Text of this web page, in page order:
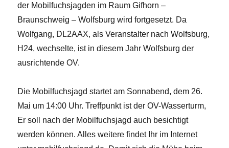
der Mobilfuchsjagden im Raum Gifhorn –
Braunschweig – Wolfsburg wird fortgesetzt. Da
Wolfgang, DL2AAX, als Veranstalter nach Wolfsburg,
H24, wechselte, ist in diesem Jahr Wolfsburg der
ausrichtende OV.
Die Mobilfuchsjagd startet am Sonnabend, dem 26.
Mai um 14:00 Uhr. Treffpunkt ist der OV-Wasserturm,
Er soll nach der Mobilfuchsjagd auch besichtigt
werden können. Alles weitere findet Ihr im Internet